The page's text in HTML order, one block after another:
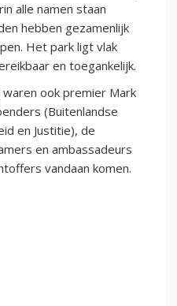
alle namen staan
hebben gezamenlijk
Het park ligt vlak
en toegankelijk.
ook premier Mark
(Buitenlandse
en Justitie), de
en ambassadeurs
vandaan komen.